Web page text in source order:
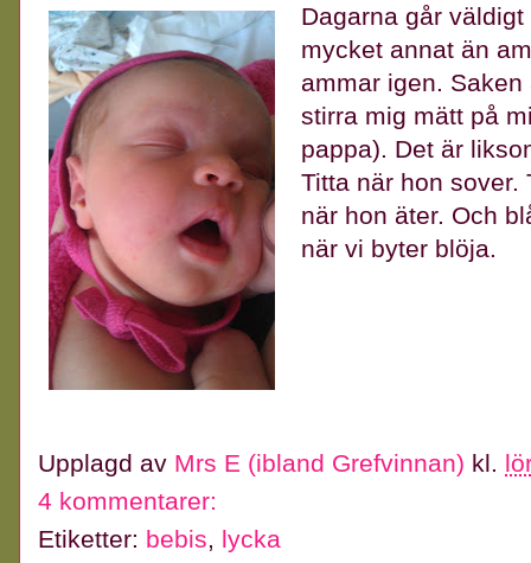
Dagarna går
mycket annat än
ammar igen.
stirra mig mätt på
pappa). Det är
Titta när hon sover.
när hon äter. Och
när vi byter blöja.
Upplagd av Mrs E (ibland Grefvinnan) kl.
4 kommentarer:
Etiketter: bebis, lycka